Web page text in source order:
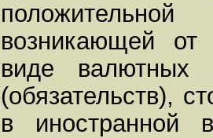
возникающей от
виде валютных
(обязательств),
в иностранной